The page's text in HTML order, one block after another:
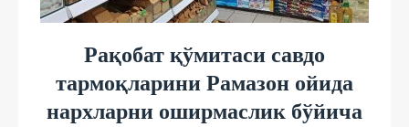
Рақобат қўмитаси савдо
тармоқларини Рамазон ойида
нархларни оширмаслик бўйича